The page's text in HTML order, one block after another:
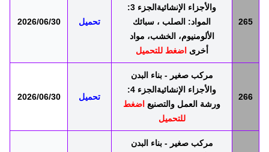
265
والأجزاء الإنشائيةالجزء 3:
المواد: الصلب ، سبائك
الألومنيوم، الخشب، مواد
أخرى اضغط للتحميل
تحميل 2026/06/30
266
مركب صغير - بناء البدن
والأجزاء الإنشائيةالجزء 4:
ورشة العمل والتصنيع اضغط
للتحميل
تحميل 2026/06/30
مركب صغير - بناء البدن